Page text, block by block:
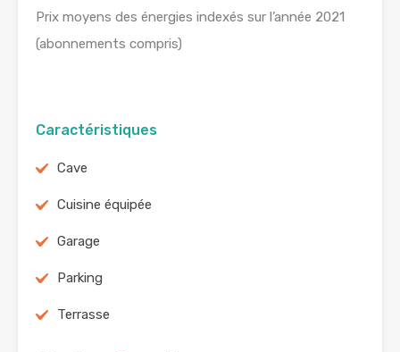
Prix moyens des énergies indexés sur l’année 2021
(abonnements compris)
Caractéristiques
Cave
Cuisine équipée
Garage
Parking
Terrasse